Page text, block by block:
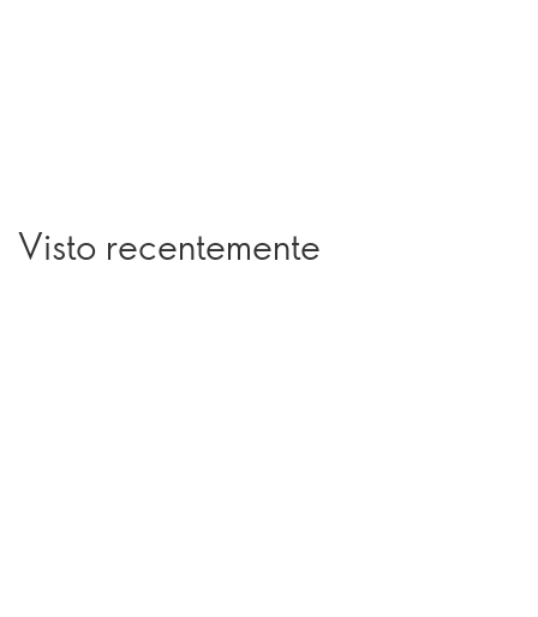
Visto recentemente